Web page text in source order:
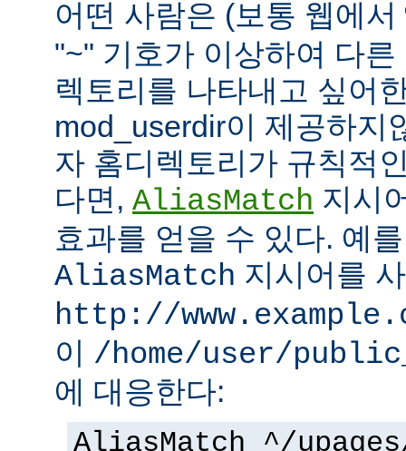
어떤 사람은 (보통 웹에서
"~" 기호가 이상하여 다
렉토리를 나타내고 싶어
mod_userdir이 제공하지
자 홈디렉토리가 규칙적
다면, AliasMatch 지시
효과를 얻을 수 있다. 예
AliasMatch 지시어를
http://
이 /home/user/
에 대응한다:
AliasMatch ^/